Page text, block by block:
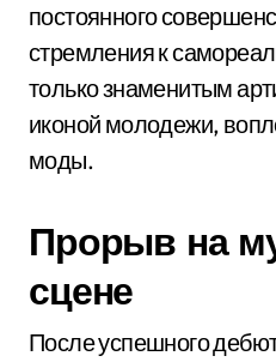
постоянного
стремления к
только знаменитым
иконой молодежи,
моды.
Прорыв на
сцене
После успешного